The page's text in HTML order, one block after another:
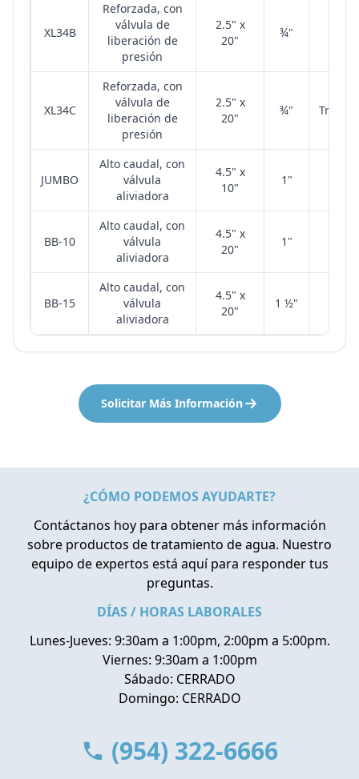
XL34B
Reforzada, con
válvula de
liberación de
presión
2.5" x
20"
¾"
XL34C
Reforzada, con
válvula de
liberación de
presión
2.5" x
20"
¾"
JUMBO
Alto caudal, con
válvula
aliviadora
4.5" x
10"
1"
BB-10
Alto caudal, con
válvula
aliviadora
4.5" x
20"
1"
BB-15
Alto caudal, con
válvula
aliviadora
4.5" x
20"
1 ½"
Solicitar Más Información
¿CÓMO PODEMOS AYUDARTE?
Contáctanos hoy para obtener más información
sobre productos de tratamiento de agua. Nuestro
equipo de expertos está aquí para responder tus
preguntas.
DÍAS / HORAS LABORALES
Lunes-Jueves: 9:30am a 1:00pm, 2:00pm a 5:00pm.
Viernes: 9:30am a 1:00pm
Sábado: CERRADO
Domingo: CERRADO
(954) 322-6666